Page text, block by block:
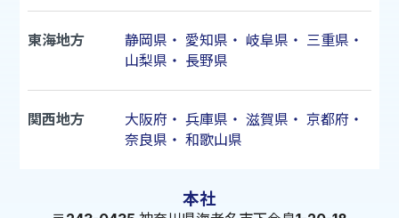
東海地方 静岡県 ・ 愛知県 ・ 岐阜県 ・ 三重県 ・
山梨県 ・ 長野県
関西地方 大阪府 ・ 兵庫県 ・ 滋賀県 ・ 京都府 ・
奈良県 ・ 和歌山県
本社